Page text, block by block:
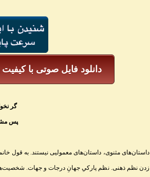
دانلود فایل صوتی با کیفیت
گر
پس
داستان‌های مثنوی، داستان‌های معمولیی نیستند. به قول
زدن نظم ذهنی. نظم پارکیِ جهانِ درجات و جهات.